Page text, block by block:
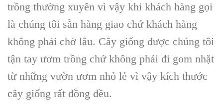
trồng thường xuyên vì vậy khi khách hàng gọi
là chúng tôi sẵn hàng giao chứ khách hàng
không phải chờ lâu. Cây giống được chúng tôi
tận tay ươm trồng chứ không phải đi gom nhặt
từ những vườn ươm nhỏ lẻ vì vậy kích thước
cây giống rất đồng đều.